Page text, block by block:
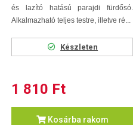
és lazító hatású parajdi fürdősó.
Alkalmazható teljes testre, illetve ré...
Készleten
1 810 Ft
Kosárba rakom